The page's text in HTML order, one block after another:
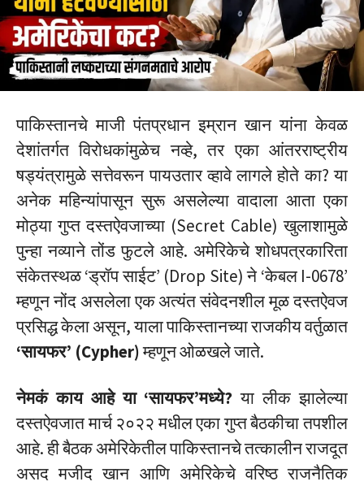
पाकिस्तानचे माजी पंतप्रधान इम्रान खान यांना केवळ
देशांतर्गत विरोधकांमुळेच नव्हे, तर एका आंतरराष्ट्रीय
षड्यंत्रामुळे सत्तेवरून पायउतार व्हावे लागले होते का? या
अनेक महिन्यांपासून सुरू असलेल्या वादाला आता एका
मोठ्या गुप्त दस्तऐवजाच्या (Secret Cable) खुलाशामुळे
पुन्हा नव्याने तोंड फुटले आहे. अमेरिकेचे शोधपत्रकारिता
संकेतस्थळ ‘ड्रॉप साईट’ (Drop Site) ने ‘केबल I-0678’
म्हणून नोंद असलेला एक अत्यंत संवेदनशील मूळ दस्तऐवज
प्रसिद्ध केला असून, याला पाकिस्तानच्या राजकीय वर्तुळात
‘सायफर’ (Cypher)म्हणून ओळखले जाते.
नेमकं काय आहे या ‘सायफर’मध्ये? या लीक झालेल्या
दस्तऐवजात मार्च २०२२ मधील एका गुप्त बैठकीचा तपशील
आहे. ही बैठक अमेरिकेतील पाकिस्तानचे तत्कालीन राजदूत
असद मजीद खान आणि अमेरिकेचे वरिष्ठ राजनैतिक